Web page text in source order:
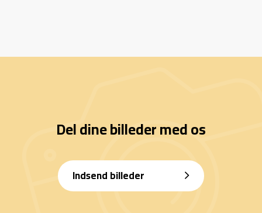
Del dine billeder med os
Indsend billeder